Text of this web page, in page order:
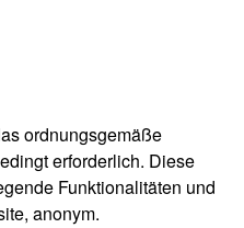
ordnungsgemäße
erforderlich. Diese
Funktionalitäten und
anonym.